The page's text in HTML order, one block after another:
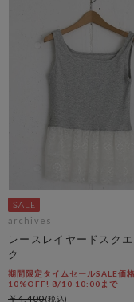
archives
レースレイヤードスク
ク
期間限定タイムセールSALE価
10%OFF! 8/10 10:00まで
￥4,400